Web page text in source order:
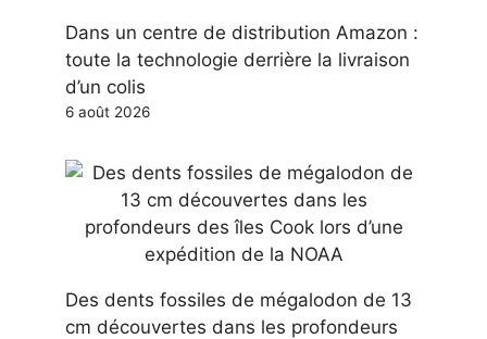
Dans un centre de distribution Amazon :
toute la technologie derrière la livraison
d’un colis
6 août 2026
Des dents fossiles de mégalodon de 13
cm découvertes dans les profondeurs